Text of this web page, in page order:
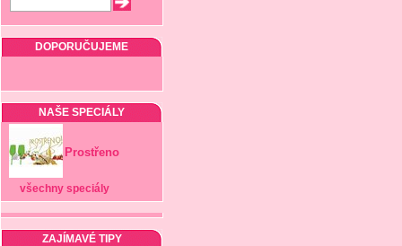
DOPORUČUJEME
NAŠE SPECIÁLY
Prostřeno
všechny speciály
ZAJÍMAVÉ TIPY